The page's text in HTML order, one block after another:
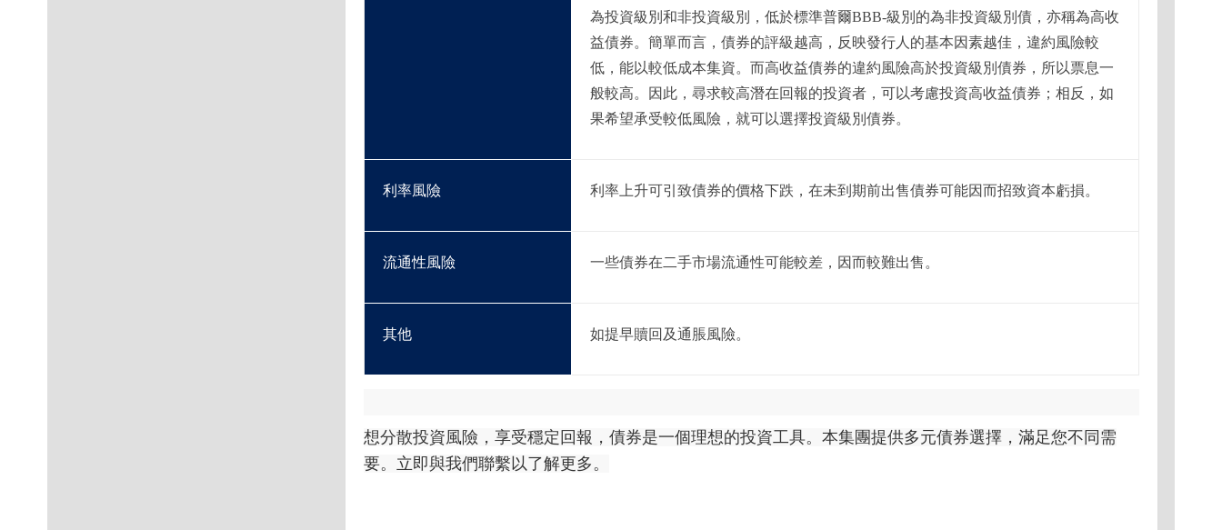
為投資級別和非投資級別，低於標準普爾BBB-級別的為非投資級別債，亦稱為高收
益債券。簡單而言，債券的評級越高，反映發行人的基本因素越佳，違約風險較
低，能以較低成本集資。而高收益債券的違約風險高於投資級別債券，所以票息一
般較高。因此，尋求較高潛在回報的投資者，可以考慮投資高收益債券；相反，如
果希望承受較低風險，就可以選擇投資級別債券。
利率風險 利率上升可引致債券的價格下跌，在未到期前出售債券可能因而招致資本虧損。
流通性風險 一些債券在二手市場流通性可能較差，因而較難出售。
其他 如提早贖回及通脹風險。
想分散投資風險，享受穩定回報，債券是一個理想的投資工具。本集團提供多元債券選擇，滿足您不同需
要。立即與我們聯繫以了解更多。